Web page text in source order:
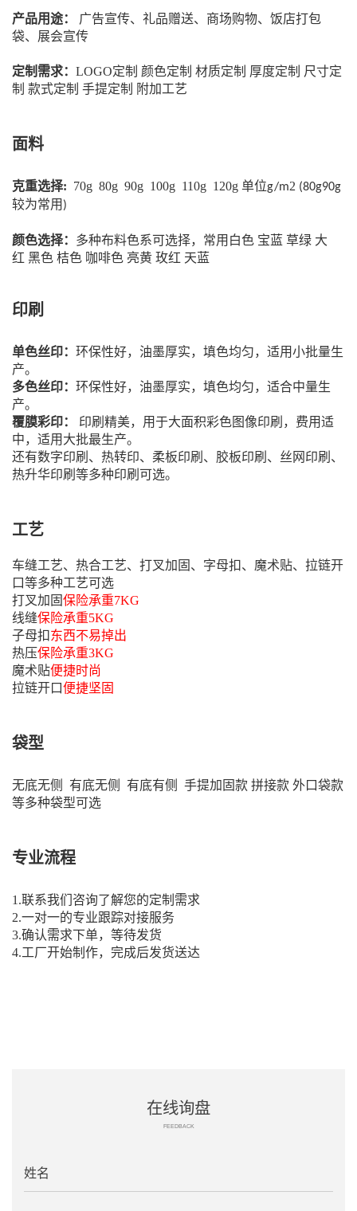
产品用途：
广告宣传、礼品赠送、商场购物、饭店打包
袋、展会宣传
定制需求： LOGO定制 颜色定制 材质定制 厚度定制 尺寸定
制 款式定制 手提定制 附加工艺
面料
克重选择: 70g 80g 90g 100g 110g 120g 单位g/m2 (80g90g
较为常用 )
颜色选择： 多种布料色系可选择，常用白色 宝蓝 草绿 大
红 黑色 桔色 咖啡色 亮黄 玫红 天蓝
印刷
单色丝印： 环保性好，油墨厚实，填色均匀，适用小批量生
产。
多色丝印： 环保性好，油墨厚实，填色均匀，适合中量生
产。
覆膜彩印：
印刷精美，用于大面积彩色图像印刷，费用适
中，适用大批最生产。
还有数字印刷、热转印、柔板印刷、胶板印刷、丝网印刷、
热升华印刷等多种印刷可选。
工艺
车缝工艺、热合工艺、打叉加固、字母扣、魔术贴、拉链开
口等多种工艺可选
打叉加固保险承重7KG
线缝保险承重5KG
子母扣 东西不易掉出
热压保险承重3KG
魔术贴便捷时尚
拉链开口便捷坚固
袋型
无底无侧 有底无侧 有底有侧 手提加固款 拼接款 外口袋款
等多种袋型可选
专业流程
1.联系我们咨询了解您的定制需求
2.一对一的专业跟踪对接服务
3.确认需求下单，等待发货
4.工厂开始制作，完成后发货送达
在线询盘
FEEDBACK